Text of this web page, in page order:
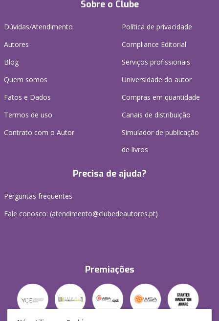
Sobre o Clube
Dúvidas/Atendimento
Autores
Blog
Quem somos
Fatos e Dados
Termos de uso
Contrato com o Autor
Política de privacidade
Compliance Editorial
Serviços profissionais
Universidade do autor
Compras em quantidade
Canais de distribuição
Simulador de publicação
de livros
Precisa de ajuda?
Perguntas frequentes
Fale conosco: (atendimento@clubedeautores.pt)
Premiações